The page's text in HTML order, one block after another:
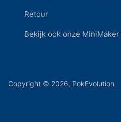
Retour
Bekijk ook onze
Copyright © 2026, PokEvolution